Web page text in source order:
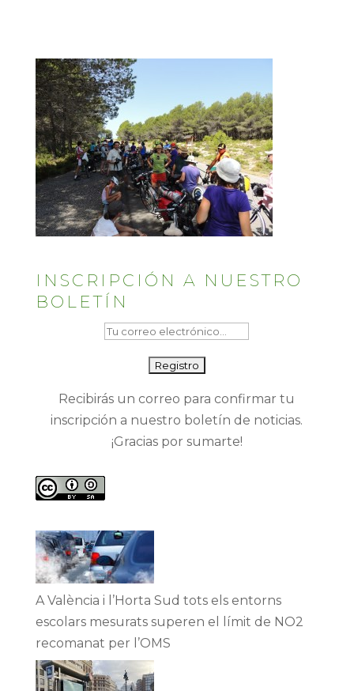
INSCRIPCIÓN A NUESTRO
BOLETÍN
Recibirás un correo para confirmar tu
inscripción a nuestro boletín de noticias.
¡Gracias por sumarte!
A València i l’Horta Sud tots els entorns
escolars mesurats superen el límit de NO2
recomanat per l’OMS